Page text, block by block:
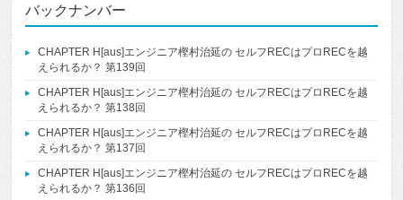
バックナンバー
CHAPTER H[aus]エンジニア樫村治延の セルフRECはプロRECを越
えられるか？ 第139回
CHAPTER H[aus]エンジニア樫村治延の セルフRECはプロRECを越
えられるか？ 第138回
CHAPTER H[aus]エンジニア樫村治延の セルフRECはプロRECを越
えられるか？ 第137回
CHAPTER H[aus]エンジニア樫村治延の セルフRECはプロRECを越
えられるか？ 第136回